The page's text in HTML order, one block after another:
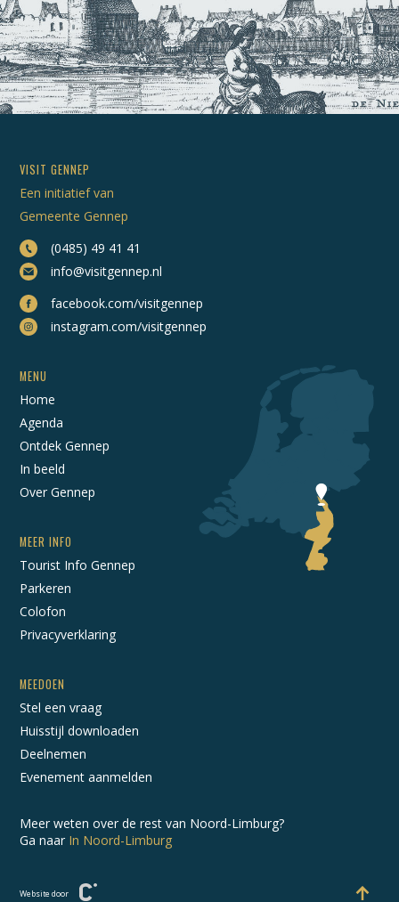
VISIT GENNEP
Een initiatief van
Gemeente Gennep
(0485) 49 41 41
info@visitgennep.nl
facebook.com/visitgennep
instagram.com/visitgennep
MENU
Home
Agenda
Ontdek Gennep
In beeld
Over Gennep
MEER INFO
Tourist Info Gennep
Parkeren
Colofon
Privacyverklaring
MEEDOEN
Stel een vraag
Huisstijl downloaden
Deelnemen
Evenement aanmelden
Meer weten over de rest van Noord-Limburg?
Ga naar In Noord-Limburg
Website door